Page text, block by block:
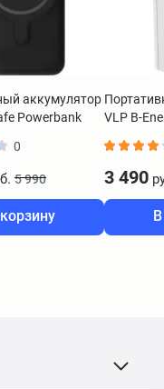
аккумулятор
Powerbank
0
5 990
VLP B-
3 490